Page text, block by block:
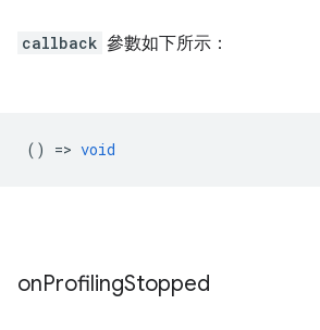
callback 參數如下所示：
() => void
onProfilingStopped